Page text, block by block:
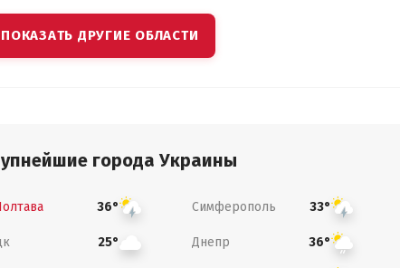
ПОКАЗАТЬ ДРУГИЕ ОБЛАСТИ
города Украины
36° Симферополь 33°
25° Днепр 36°